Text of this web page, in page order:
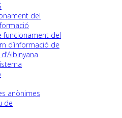
del
funcionament del
d’informació de
anònimes
de